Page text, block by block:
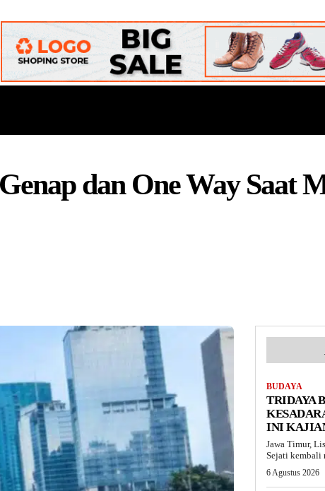
dan One Way Saat
BUDAYA
TRIDAYA
INI
Jawa Timur,
Sejati kembali
6 Agustus 2026